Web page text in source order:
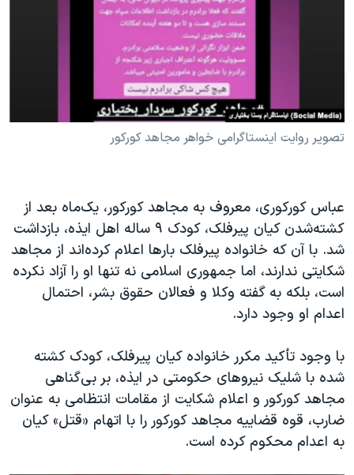
تصویر روایت اینستاگرامی خواهر مجاهد کورکور
عباس کورکوری، معروف به مجاهد کورکور، یک‌ماه بعد از
کشته‌شدن کیان پیرفلک، کودک ۹ ساله اهل ایذه، بازداشت
شد. با آن که خانواده پیرفلک بارها اعلام کرده‌اند از مجاهد
شکایتی ندارند، اما جمهوری اسلامی نه تنها او را آزاد نکرده
است، بلکه به گفته وکلا و فعالان حقوق بشر، احتمال
اعدام او وجود دارد.
با وجود تأکید مکرر خانواده کیان پیرفلک، کودک کشته
شده با شلیک نیروهای حکومتی در ایذه، بر بی‌گناهی
مجاهد کورکور و اعلام شکایت از مقامات انتظامی به عنوان
ضارب، قوه قضاییه مجاهد کورکور را با اتهام «قتل» کیان
به اعدام محکوم کرده است.